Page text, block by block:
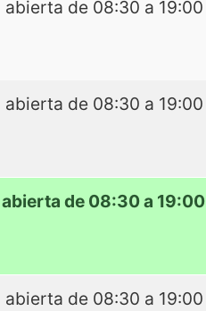
abierta de 08:30 a 19:00
abierta de 08:30 a 19:00
abierta de 08:30 a 19:00
abierta de 08:30 a 19:00